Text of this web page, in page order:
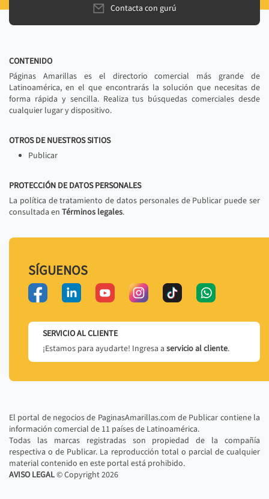
Contacta con gurú
CONTENIDO
Páginas Amarillas es el directorio comercial más grande de
Latinoamérica, en el que encontrarás la solución que necesitas de
forma rápida y sencilla. Realiza tus búsquedas comerciales desde
cualquier lugar y dispositivo.
OTROS DE NUESTROS SITIOS
Publicar
PROTECCIÓN DE DATOS PERSONALES
La política de tratamiento de datos personales de Publicar puede ser
consultada en Términos legales.
SÍGUENOS
SERVICIO AL CLIENTE
¡Estamos para ayudarte! Ingresa a servicio al cliente.
El portal de negocios de PaginasAmarillas.com de Publicar contiene la
información comercial de 11 países de Latinoamérica.
Todas las marcas registradas son propiedad de la compañía
respectiva o de Publicar. La reproducción total o parcial de cualquier
material contenido en este portal está prohibido.
AVISO LEGAL© Copyright2026